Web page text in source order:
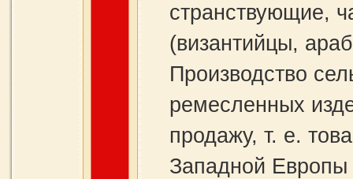
странствующие,
(византийцы,
Производство
ремесленных
продажу, т. е.
Западной Европы